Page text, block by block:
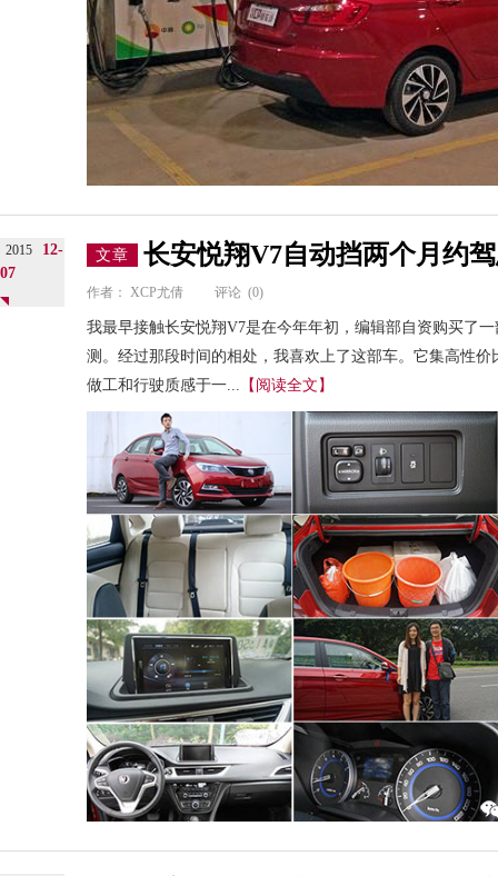
2015
12-
07
文章 长安悦翔V7自动挡两个月约
作者： XCP尤倩 评论 (0)
我最早接触长安悦翔V7是在今年年初，编辑部自资购买了
测。经过那段时间的相处，我喜欢上了这部车。它集高性
做工和行驶质感于一... 【阅读全文】